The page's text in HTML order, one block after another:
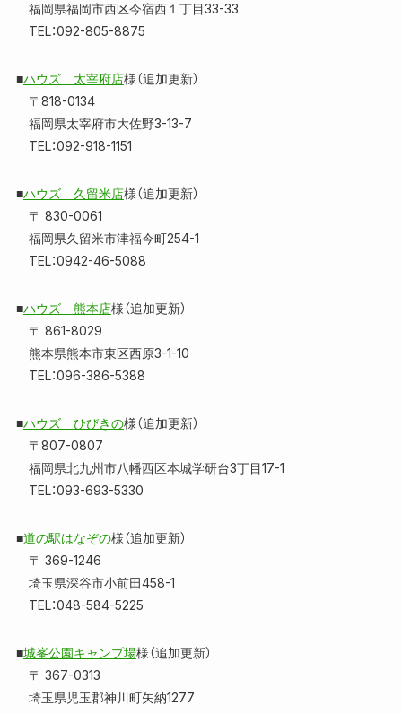
福岡県福岡市西区今宿西１丁目33-33
TEL：092-805-8875
■ハウズ 太宰府店様（追加更新）
〒818-0134
福岡県太宰府市大佐野3-13-7
TEL：092-918-1151
■ハウズ 久留米店様（追加更新）
〒 830-0061
福岡県久留米市津福今町254-1
TEL：0942-46-5088
■ハウズ 熊本店様（追加更新）
〒 861-8029
熊本県熊本市東区西原3-1-10
TEL：096-386-5388
■ハウズ ひびきの様（追加更新）
〒807-0807
福岡県北九州市八幡西区本城学研台3丁目17-1
TEL：093-693-5330
■道の駅はなぞの様（追加更新）
〒 369-1246
埼玉県深谷市小前田458-1
TEL：048-584-5225
■城峯公園キャンプ場様（追加更新）
〒 367-0313
埼玉県児玉郡神川町矢納1277